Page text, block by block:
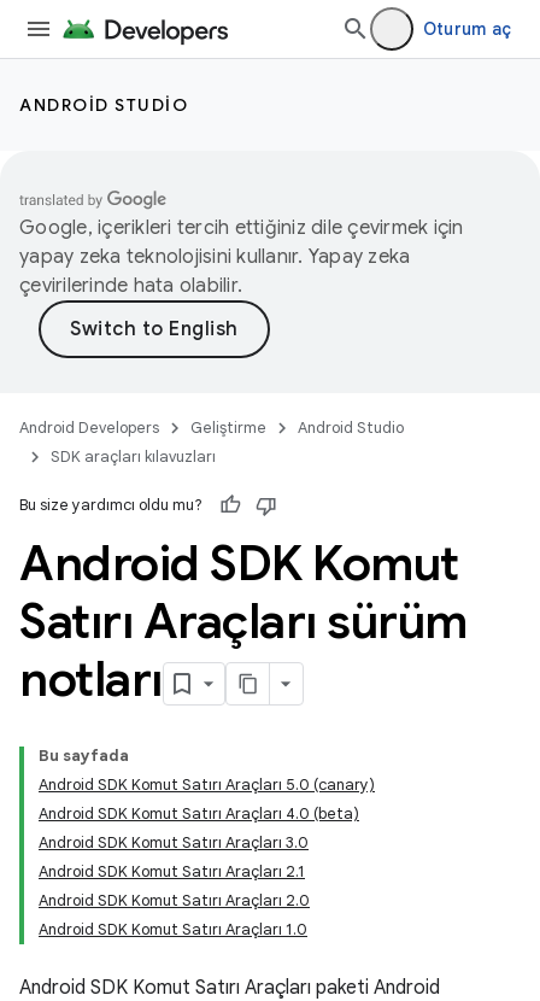
Oturum aç
ANDROID STUDIO
Google, içerikleri tercih ettiğiniz dile çevirmek için
yapay zeka teknolojisini kullanır. Yapay zeka
çevirilerinde hata olabilir.
Android Developers Geliştirme
Android Studio
SDK araçları kılavuzları
Bu size yardımcı oldu mu?
Android SDK Komut
Satırı Araçları sürüm
notları
Bu sayfada
Android SDK Komut Satırı Araçları 5.0 (canary)
Android SDK Komut Satırı Araçları 4.0 (beta)
Android SDK Komut Satırı Araçları 3.0
Android SDK Komut Satırı Araçları 2.1
Android SDK Komut Satırı Araçları 2.0
Android SDK Komut Satırı Araçları 1.0
Android SDK Komut Satırı Araçları paketi Android